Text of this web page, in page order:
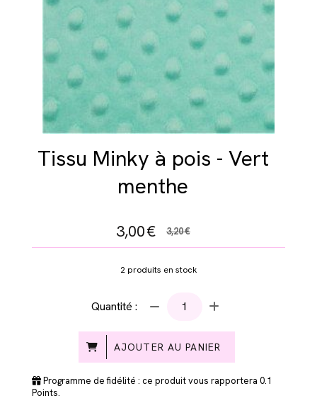
Tissu Minky à pois - Vert
menthe
3,00€ 3,20€
2produits en stock
Quantité :
AJOUTER AU PANIER
Programme de fidélité : ce produit vous rapportera 0.1
Points.